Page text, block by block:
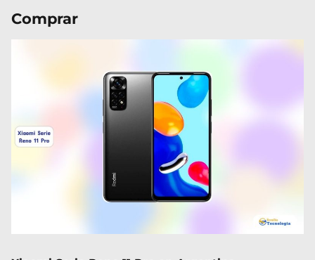
Comprar